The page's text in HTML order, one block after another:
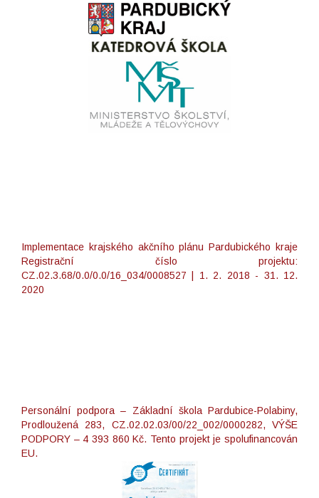
Implementace krajského akčního plánu Pardubického kraje
Registrační číslo projektu:
CZ.02.3.68/0.0/0.0/16_034/0008527 | 1. 2. 2018 - 31. 12.
2020
Personální podpora – Základní škola Pardubice-Polabiny,
Prodloužená 283, CZ.02.02.03/00/22_002/0000282, VÝŠE
PODPORY – 4 393 860 Kč. Tento projekt je spolufinancován
EU.